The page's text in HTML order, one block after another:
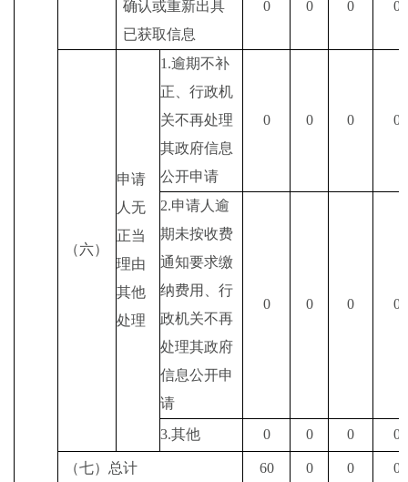
确认或重新出具
已获取信息
0 0 0 0
（六）
申请
人无
正当
理由
其他
处理
1.逾期不补
正、行政机
关不再处理
其政府信息
公开申请
0 0 0 0
2.申请人逾
期未按收费
通知要求缴
纳费用、行
政机关不再
处理其政府
信息公开申
请
0 0 0 0
3.其他 0 0 0 0
（七）总计 60 0 0 0